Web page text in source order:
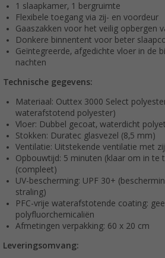
1 slaapkamer, 1 bergruimte
Flexibele toegang via zij- en voordeur
Gaaszakken voor het veilig opbergen
Donkere binnentent voor beter
Geïntegreerde, afgedichte vloer in de
nachten
Technische gegevens:
Materiaal: Outtex 3000 Select
waterafstotend polyester)
Vloer: Dubbel gecoat, waterdicht
Stokken: Duratec glasvezel (8,5 mm)
Ventilatie: Uitstekende ventilatie met
Opbouwtijd: 5 minuten (klaar om in te
(compleet)
UV-bescherming: UPF 30+
straling)
PFC-vrije waterafstotende coating:
polyfluorchemicaliën
Afmetingen verpakking: 60 x 20 cm
Leveringsomvang: